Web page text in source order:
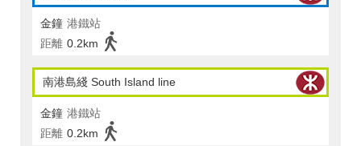
金鐘 港鐵站
距離 0.2km
南港島綫 South Island line
金鐘 港鐵站
距離 0.2km